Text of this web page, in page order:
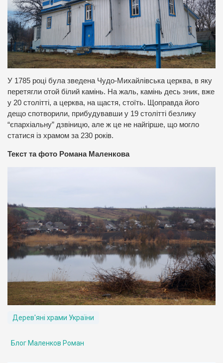
У 1785 році була зведена Чудо-Михайлівська церква, в яку
перетягли отой білий камінь. На жаль, камінь десь зник, вже
у 20 столітті, а церква, на щастя, стоїть. Щоправда його
дещо спотворили, прибудувавши у 19 столітті безлику
“єпархіальну” дзвіницю, але ж це не найгірше, що могло
статися із храмом за 230 років.
Текст та фото Романа Маленкова
Дерев'яні храми України
Блог Маленков Роман